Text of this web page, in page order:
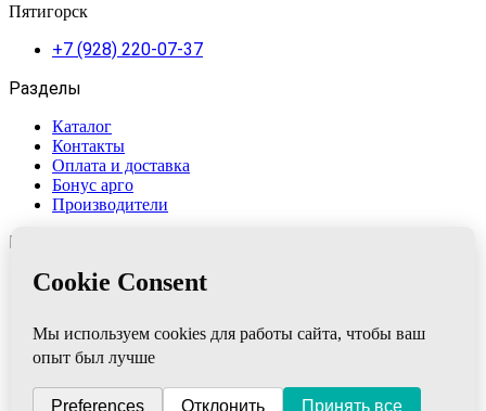
Пятигорск
+7 (928) 220-07-37
Разделы
Каталог
Контакты
Оплата и доставка
Бонус арго
Производители
Категории
AD MEDICINE LLC
АРГО ЭМ-1
Алтом-Консульт
Быкова Т.Н.